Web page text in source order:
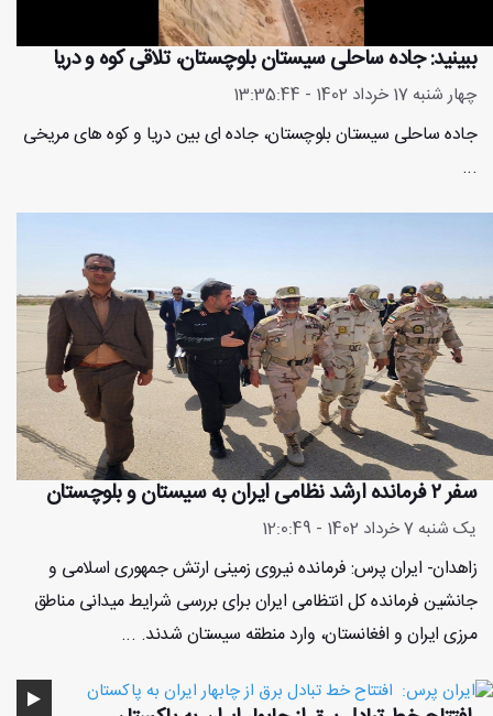
ببینید: جاده ساحلی سیستان بلوچستان، تلاقی کوه و دریا
چهار شنبه 17 خرداد 1402 - 13:35:44
جاده ساحلی سیستان بلوچستان، جاده ای بین دریا و کوه های مریخی
...
سفر ۲ فرمانده ارشد نظامی ایران به ‌سیستان‌ و بلوچستان‌
یک شنبه 7 خرداد 1402 - 12:0:49
زاهدان- ایران پرس: ‌فرمانده نیروی زمینی ارتش جمهوری اسلامی و
جانشین فرمانده کل انتظامی ایران برای بررسی شرایط میدانی مناطق
مرزی ایران و افغانستان، وارد منطقه سیستان شدند. ...